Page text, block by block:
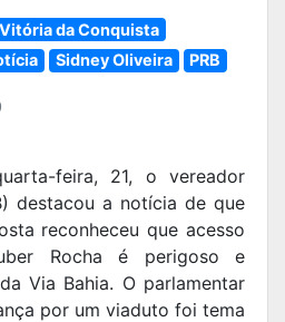
da Conquista
Sidney Oliveira PRB
feira, 21, o vereador
destacou a notícia de que
reconheceu que acesso
Rocha é perigoso e
Via Bahia. O parlamentar
por um viaduto foi tema